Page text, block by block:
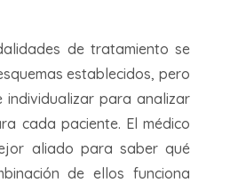
de tratamiento se
establecidos, pero
individualizar para analizar
cada paciente. El médico
aliado para saber qué
de ellos funciona